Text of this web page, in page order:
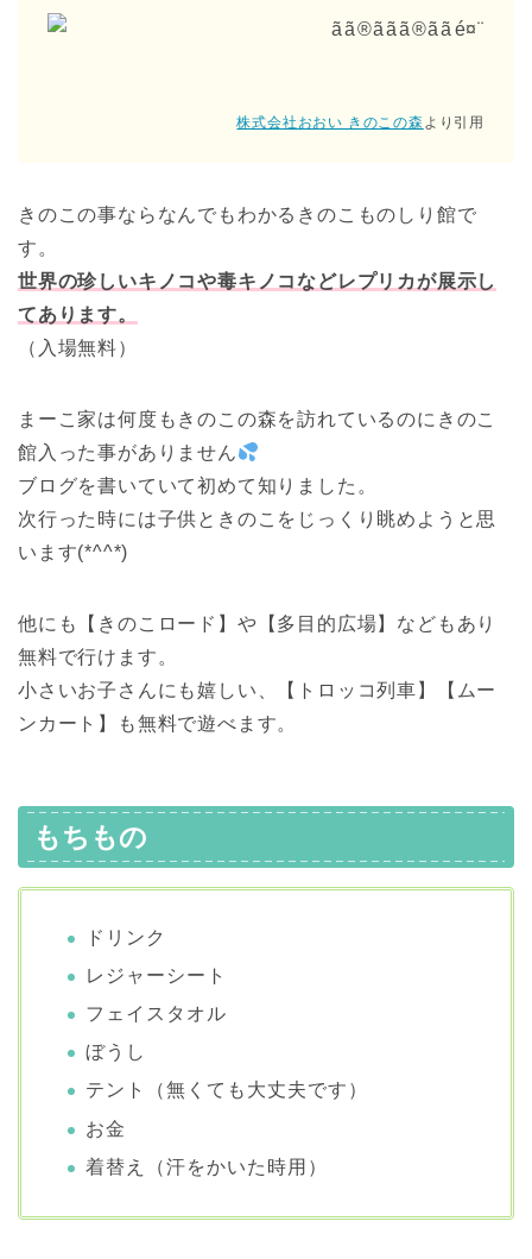
株式会社おおい きのこの森より引用
きのこの事ならなんでもわかるきのこものしり館で
す。
世界の珍しいキノコや毒キノコなどレプリカが展示し
てあります。
（入場無料）
まーこ家は何度もきのこの森を訪れているのにきのこ
館入った事がありません
ブログを書いていて初めて知りました。
次行った時には子供ときのこをじっくり眺めようと思
います(*^^*)
他にも【きのこロード】や【多目的広場】などもあり
無料で行けます。
小さいお子さんにも嬉しい、【トロッコ列車】【ムー
ンカート】も無料で遊べます。
もちもの
ドリンク
レジャーシート
フェイスタオル
ぼうし
テント（無くても大丈夫です）
お金
着替え（汗をかいた時用）